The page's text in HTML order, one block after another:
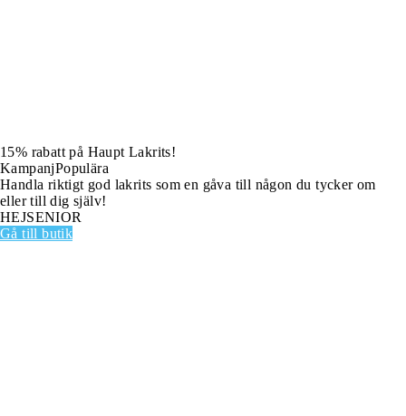
15% rabatt på Haupt Lakrits!
KampanjPopulära
Handla riktigt god lakrits som en gåva till någon du tycker om
eller till dig själv!
HEJSENIOR
Gå till butik